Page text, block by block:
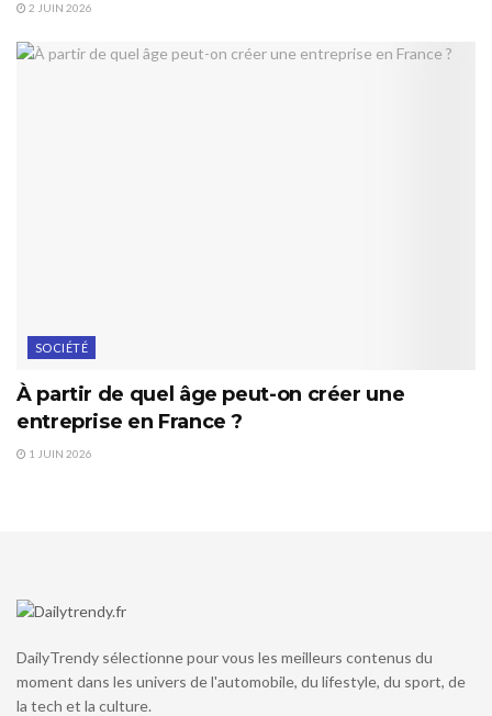
2 JUIN 2026
SOCIÉTÉ
À partir de quel âge peut-on créer une
entreprise en France ?
1 JUIN 2026
DailyTrendy sélectionne pour vous les meilleurs contenus du
moment dans les univers de l'automobile, du lifestyle, du sport, de
la tech et la culture.